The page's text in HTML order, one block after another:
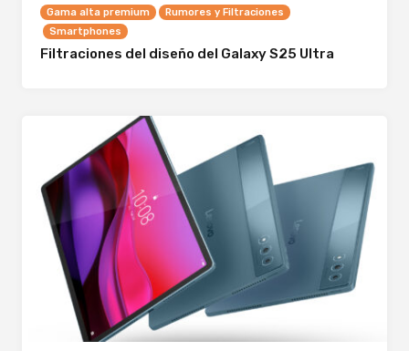
Gama alta premium
Rumores y Filtraciones
Smartphones
Filtraciones del diseño del Galaxy S25 Ultra